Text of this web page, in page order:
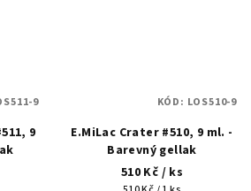
9
9
E.MiLac Сrater #510, 9 ml. -
Barevný gellak
510 Kč / ks
KÓD: LOS510-9